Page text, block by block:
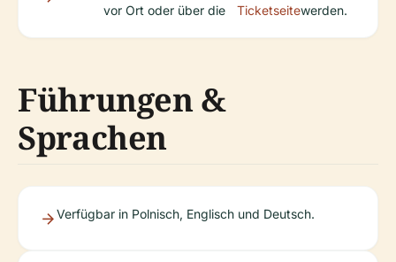
vor Ort oder über die
Ticketseitewerden.
Führungen &
Sprachen
Verfügbar in Polnisch, Englisch und Deutsch.